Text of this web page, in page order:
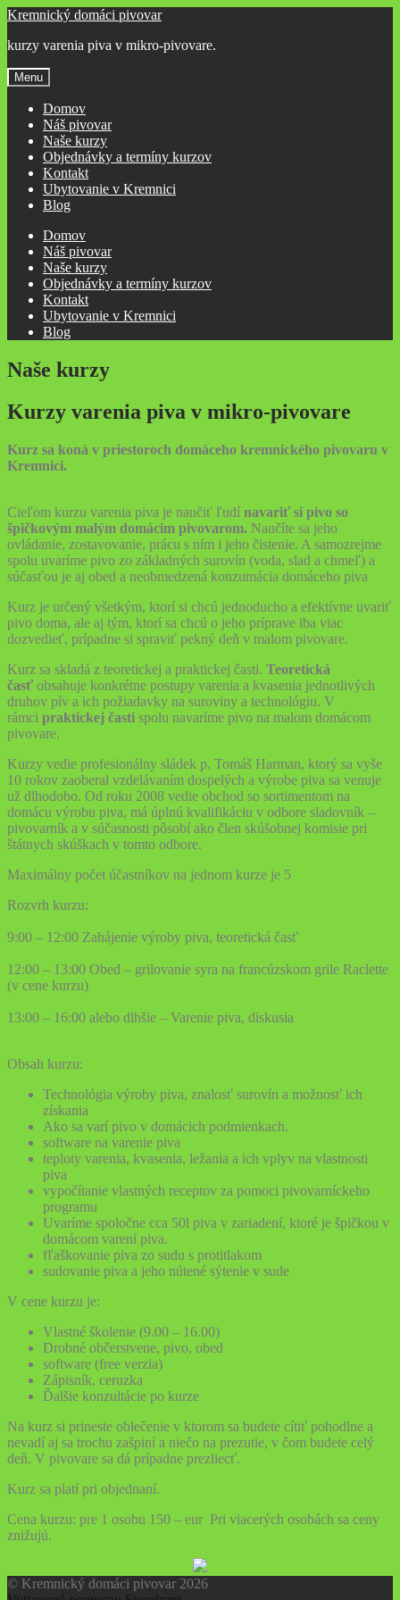
Preskočiť
navigáciu
Preskočiť
obsah
Kremnický domáci pivovar
kurzy varenia piva v mikro-pivovare.
Menu
Domov
Náš pivovar
Naše kurzy
Objednávky a termíny kurzov
Kontakt
Ubytovanie v Kremnici
Blog
Domov
Náš pivovar
Naše kurzy
Objednávky a termíny kurzov
Kontakt
Ubytovanie v Kremnici
Blog
Naše kurzy
Kurzy varenia piva v mikro-pivovare
Kurz sa koná v priestoroch domáceho kremnického pivovaru v
Kremnici.
Cieľom kurzu varenia piva je naučiť ľudí navariť si pivo so
špičkovým malým domácim pivovarom. Naučíte sa jeho
ovládanie, zostavovanie, prácu s ním i jeho čistenie. A samozrejme
spolu uvaríme pivo zo základných surovín (voda, slad a chmeľ) a
súčasťou je aj obed a neobmedzená konzumácia domáceho piva
Kurz je určený všetkým, ktorí si chcú jednoducho a efektívne uvariť
pivo doma, ale aj tým, ktorí sa chcú o jeho príprave iba viac
dozvedieť, prípadne si spraviť pekný deň v malom pivovare.
Kurz sa skladá z teoretickej a praktickej časti. Teoretická
časť obsahuje konkrétne postupy varenia a kvasenia jednotlivých
druhov pív a ich požiadavky na suroviny a technológiu. V
rámci praktickej časti spolu navaríme pivo na malom domácom
pivovare.
Kurzy vedie profesionálny sládek p. Tomáš Harman, ktorý sa vyše
10 rokov zaoberal vzdelávaním dospelých a výrobe piva sa venuje
už dlhodobo. Od roku 2008 vedie obchod so sortimentom na
domácu výrobu piva, má úplnú kvalifikáciu v odbore sladovník –
pivovarník a v súčasnosti pôsobí ako člen skúšobnej komisie pri
štátnych skúškach v tomto odbore.
Maximálny počet účastníkov na jednom kurze je 5
Rozvrh kurzu:
9:00 – 12:00 Zahájenie výroby piva, teoretická časť
12:00 – 13:00 Obed – grilovanie syra na francúzskom grile Raclette
(v cene kurzu)
13:00 – 16:00 alebo dlhšie – Varenie piva, diskusia
Obsah kurzu:
Technológia výroby piva, znalosť surovín a možnosť ich
získania
Ako sa varí pivo v domácich podmienkach.
software na varenie piva
teploty varenia, kvasenia, ležania a ich vplyv na vlastnosti
piva
vypočítanie vlastných receptov za pomoci pivovarníckeho
programu
Uvaríme spoločne cca 50l piva v zariadení, ktoré je špičkou v
domácom varení piva.
fľaškovanie piva zo sudu s protitlakom
sudovanie piva a jeho nútené sýtenie v sude
V cene kurzu je:
Vlastné školenie (9.00 – 16.00)
Drobné občerstvene, pivo, obed
software (free verzia)
Zápisník, ceruzka
Ďalšie konzultácie po kurze
Na kurz si prineste oblečenie v ktorom sa budete cítiť pohodlne a
nevadí aj sa trochu zašpiní a niečo na prezutie, v čom budete celý
deň. V pivovare sa dá prípadne prezliecť.
Kurz sa platí pri objednaní.
Cena kurzu: pre 1 osobu 150 – eur Pri viacerých osobách sa ceny
znižujú.
© Kremnický domáci pivovar 2026